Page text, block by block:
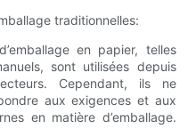
traditionnelles:
en papier, telles
sont utilisées depuis
Cependant, ils ne
aux exigences et aux
en matière d’emballage.